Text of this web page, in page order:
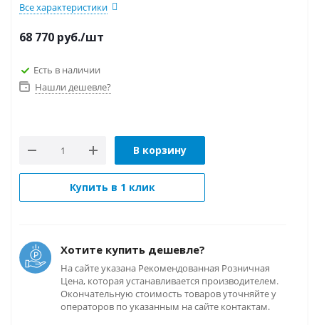
Все характеристики
68 770 руб./шт
Есть в наличии
Нашли дешевле?
В корзину
Купить в 1 клик
Хотите купить дешевле?
На сайте указана Рекомендованная Розничная
Цена, которая устанавливается производителем.
Окончательную стоимость товаров уточняйте у
операторов по указанным на сайте контактам.